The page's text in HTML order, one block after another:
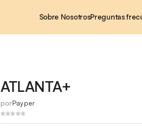
Sobre NosotrosPreguntas
ATLANTA+
porPayper